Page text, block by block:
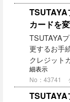
TSUTAYA
カードを
TSUTAYA
更するお手
クレジット
細表示
No：43741
TSUTAYA